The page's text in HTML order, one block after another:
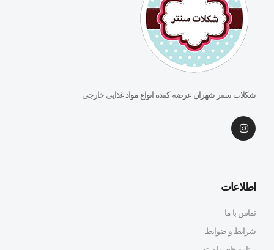
شکلات سنتر شهران عرضه کننده انواع مواد غذایی خارجی
اطلاعات
تماس با ما
شرایط و ضوابط